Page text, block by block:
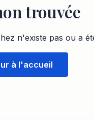
trouvée
n'existe pas ou a
à l'accueil